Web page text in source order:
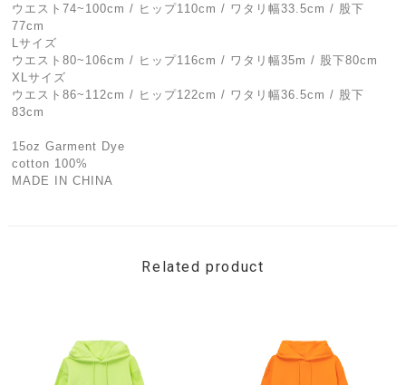
ウエスト74~100cm / ヒップ110cm / ワタリ幅33.5cm / 股下
77cm
Lサイズ
ウエスト80~106cm / ヒップ116cm / ワタリ幅35m / 股下80cm
XLサイズ
ウエスト86~112cm / ヒップ122cm / ワタリ幅36.5cm / 股下
83cm
15oz Garment Dye
cotton 100%
MADE IN CHINA
Related product